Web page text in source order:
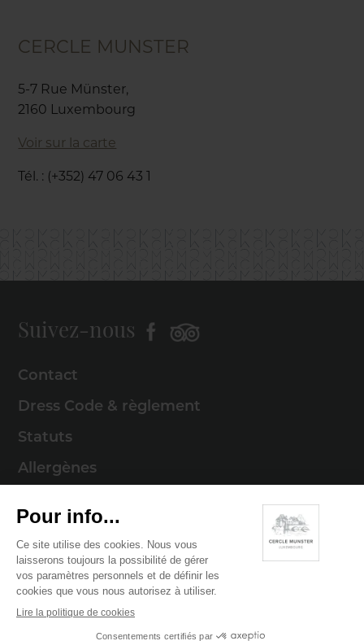
CERCLE MUNSTER
5-7 Rue Münster,
2160 Luxembourg
Voir sur la carte
Tél. : (+352) 47 06 43 1
Suivez-nous
Contact
Dress Code & règlement
Statuts
Allergènes
Mentions légales
Politique de cookies
Politique de confidentialité
© 2026 Cercle Munster . Tous droits réservés